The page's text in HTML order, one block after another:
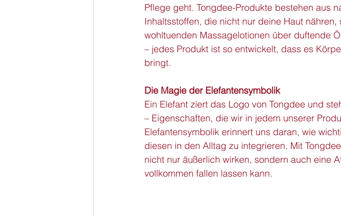
Pflege geht. Tongdee-Produkte bestehen aus
Inhaltsstoffen, die nicht nur deine Haut
wohltuenden Massagelotionen über duftende
– jedes Produkt ist so entwickelt, dass es
bringt.
Die Magie der Elefantensymbolik
Ein Elefant ziert das Logo von Tongdee und
– Eigenschaften, die wir in jedem unserer
Elefantensymbolik erinnert uns daran, wie
diesen in den Alltag zu integrieren. Mit
nicht nur äußerlich wirken, sondern auch eine
vollkommen fallen lassen kann.